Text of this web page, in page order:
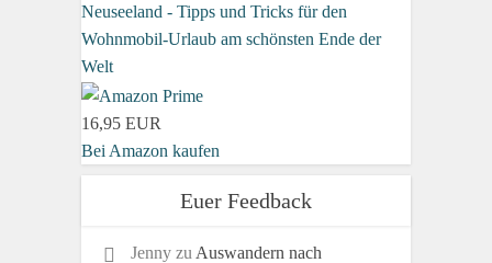
Neuseeland - Tipps und Tricks für den
Wohnmobil-Urlaub am schönsten Ende der
Welt
16,95 EUR
Bei Amazon kaufen
Euer Feedback
Jenny zu Auswandern nach